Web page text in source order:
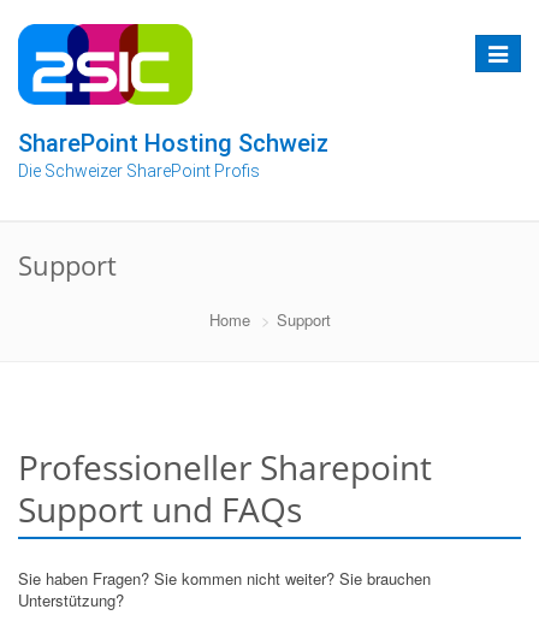
Inhalt
springen
Toggle
SharePoint Hosting Schweiz
Die Schweizer SharePoint Profis
Support
Home Support
Professioneller Sharepoint
Support und FAQs
Sie haben Fragen? Sie kommen nicht weiter? Sie brauchen
Unterstützung?